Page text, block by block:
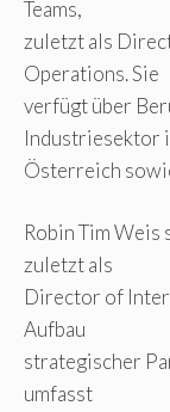
Teams,
zuletzt als
Operations. Sie
verfügt über
Industriesektor
Österreich
Robin Tim
zuletzt als
Director of
Aufbau
strategischer
umfasst